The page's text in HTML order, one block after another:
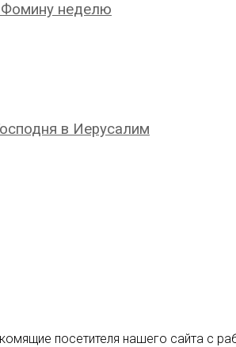
Фомину неделю
в Иерусалим
посетителя нашего сайта с